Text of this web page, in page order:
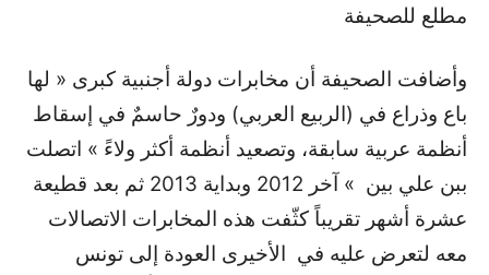
مطلع للصحيفة
وأضافت الصحيفة أن مخابرات دولة أجنبية كبرى « لها
باع وذراع في (الربيع العربي) ودورٌ حاسمٌ في إسقاط
أنظمة عربية سابقة، وتصعيد أنظمة أكثر ولاءً » اتصلت
ببن علي بين » آخر 2012 وبداية 2013 ثم بعد قطيعة
عشرة أشهر تقريباً كثّفت هذه المخابرات الاتصالات
معه لتعرض عليه في الأخيرى العودة إلى تونس